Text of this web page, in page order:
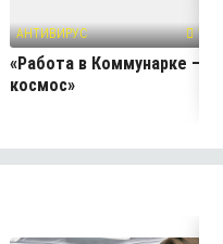
АНТИВИРУС
«Работа в Коммунарке —
космос»